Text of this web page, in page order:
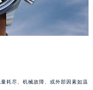
耗尽、机械故障、或外部因素如温